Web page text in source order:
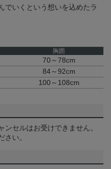
でいくという想いを込めたラ
胸囲
70～78cm
84～92cm
100～108cm
セルはお受けできません。
さい。